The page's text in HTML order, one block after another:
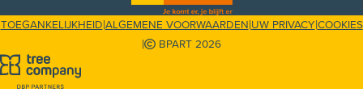
TOEGANKELIJKHEID|ALGEMENE VOORWAARDEN|UW PRIVACY|COOKIES
| BPART 2026